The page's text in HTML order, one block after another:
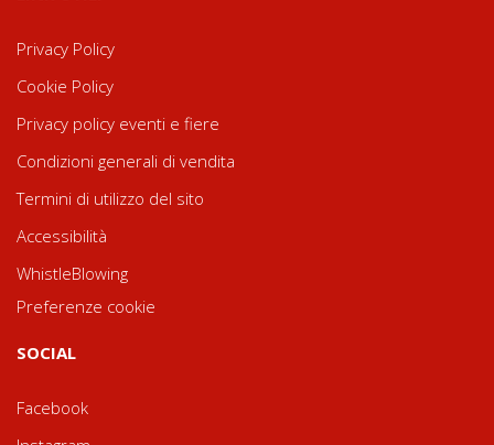
Privacy Policy
Cookie Policy
Privacy policy eventi e fiere
Condizioni generali di vendita
Termini di utilizzo del sito
Accessibilità
WhistleBlowing
Preferenze cookie
SOCIAL
Facebook